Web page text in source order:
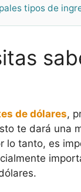
tipos de
de dólares,
te dará una
lo tanto, es